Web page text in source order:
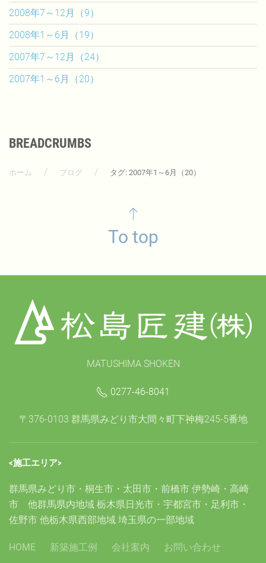
2008年7～12月（9）
2008年1～6月（19）
2007年7～12月（24）
2007年1～6月（20）
BREADCRUMBS
ホーム ブログ タグ: 2007年1～6月（20）
To top
MATUSHIMA SHOKEN
0277-46-8041
〒376-0103 群馬県みどり市大間々町下神梅245-5番地
<施工エリア>
群馬県みどり市・桐生市・太田市・前橋市 伊勢崎・高崎
市 他群馬県内地域 栃木県日光市・宇都宮市・足利市・
佐野市 他栃木県西部地域 埼玉県の一部地域
HOME 新築施工例 会社案内
お問い合わせ